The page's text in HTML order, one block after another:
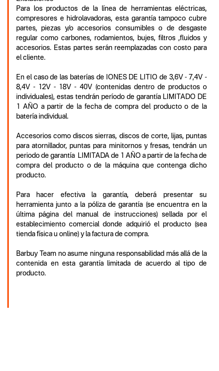
Para los productos de la línea de herramientas eléctricas,
compresores e hidrolavadoras, esta garantía tampoco cubre
partes, piezas y/o accesorios consumibles o de desgaste
regular como carbones, rodamientos, bujes, filtros ,fluidos y
accesorios. Estas partes serán reemplazadas con costo para
el cliente.
En el caso de las baterías de IONES DE LITIO de 3,6V - 7,4V -
8,4V - 12V - 18V - 40V (contenidas dentro de productos o
individuales), estas tendrán período de garantía LIMITADO DE
1 AÑO a partir de la fecha de compra del producto o de la
batería individual.
Accesorios como discos sierras, discos de corte, lijas, puntas
para atornillador, puntas para minitornos y fresas, tendrán un
periodo de garantía LIMITADA de 1 AÑO a partir de la fecha de
compra del producto o de la máquina que contenga dicho
producto.
Para hacer efectiva la garantía, deberá presentar su
herramienta junto a la póliza de garantía (se encuentra en la
última página del manual de instrucciones) sellada por el
establecimiento comercial donde adquirió el producto (sea
tienda física u online) y la factura de compra.
Barbuy Team no asume ninguna responsabilidad más allá de la
contenida en esta garantía limitada de acuerdo al tipo de
producto.